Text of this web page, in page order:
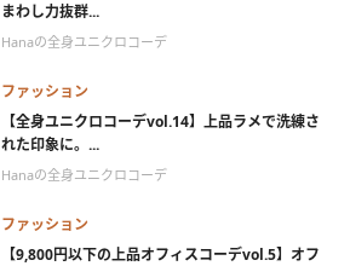
まわし力抜群...
Hanaの全身ユニクロコーデ
ファッション
【全身ユニクロコーデvol.14】上品ラメで洗練さ
れた印象に。...
Hanaの全身ユニクロコーデ
ファッション
【9,800円以下の上品オフィスコーデvol.5】オフ